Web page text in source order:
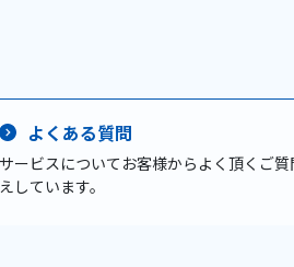
よくある質問
サービスについてお客様からよく頂くご
えしています。